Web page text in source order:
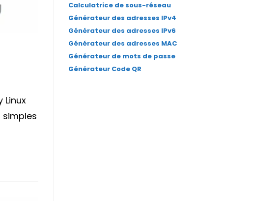
simples
Calculatrice de sous-réseau
Générateur des adresses IPv4
Générateur des adresses IPv6
Générateur des adresses MAC
Générateur de mots de passe
Générateur Code QR